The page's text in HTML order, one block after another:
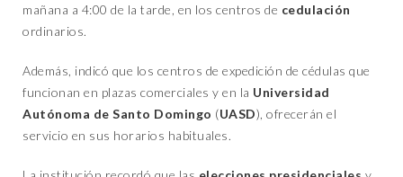
mañana a 4:00 de la tarde, en los centros de cedulación
ordinarios.
Además, indicó que los centros de expedición de cédulas que
funcionan en plazas comerciales y en la Universidad
Autónoma de Santo Domingo (UASD), ofrecerán el
servicio en sus horarios habituales.